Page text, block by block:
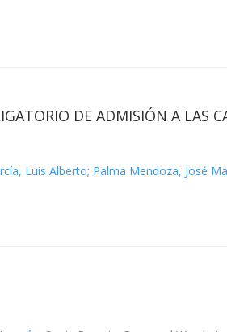
DE ADMISIÓN A LAS
Luis Alberto; Palma Mendoza, José